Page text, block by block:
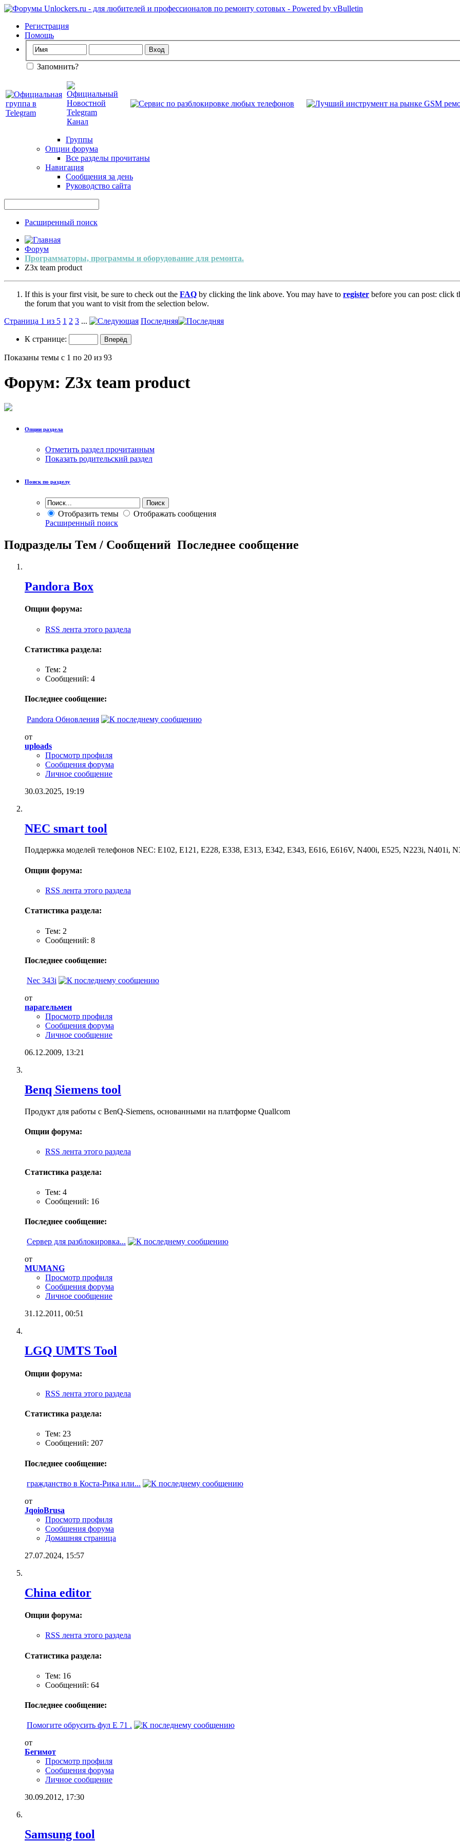
Регистрация
Помощь
Запомнить?
Группы
Опции форума
Все разделы прочитаны
Навигация
Сообщения за день
Руководство сайта
Расширенный поиск
Форум
Программаторы, программы и оборудование для ремонта.
Z3x team product
If this is your first visit, be sure to check out the FAQ by clicking the link above. You may have to register before you can post: click
the forum that you want to visit from the selection below.
Страница 1 из 5 1 2 3 ... Последняя
К странице:
Показаны темы с 1 по 20 из 93
Форум: Z3x team product
Опции раздела
Отметить раздел прочитанным
Показать родительский раздел
Поиск по разделу
Отобразить темы
Отображать сообщения
Расширенный поиск
Подразделы Тем / Сообщений Последнее сообщение
Pandora Box
Опции форума:
RSS лента этого раздела
Статистика раздела:
Тем: 2
Сообщений: 4
Последнее сообщение:
Pandora Обновления
от
uploads
Просмотр профиля
Сообщения форума
Личное сообщение
30.03.2025, 19:19
NEC smart tool
Поддержка моделей телефонов NEC: E102, E121, E228, E338, E313, E342, E343, E616, E616V, N400i, E525, N223i, N401i,
Опции форума:
RSS лента этого раздела
Статистика раздела:
Тем: 2
Сообщений: 8
Последнее сообщение:
Nec 343i
от
парагельмен
Просмотр профиля
Сообщения форума
Личное сообщение
06.12.2009, 13:21
Benq Siemens tool
Продукт для работы с BenQ-Siemens, основанными на платформе Quallcom
Опции форума:
RSS лента этого раздела
Статистика раздела:
Тем: 4
Сообщений: 16
Последнее сообщение:
Сервер для разблокировка...
от
MUMANG
Просмотр профиля
Сообщения форума
Личное сообщение
31.12.2011, 00:51
LGQ UMTS Tool
Опции форума:
RSS лента этого раздела
Статистика раздела:
Тем: 23
Сообщений: 207
Последнее сообщение:
гражданство в Коста-Рика или...
от
JqoioBrusa
Просмотр профиля
Сообщения форума
Домашняя страница
27.07.2024, 15:57
China editor
Опции форума:
RSS лента этого раздела
Статистика раздела:
Тем: 16
Сообщений: 64
Последнее сообщение:
Помогите обрусить фул E 71 .
от
Бегимот
Просмотр профиля
Сообщения форума
Личное сообщение
30.09.2012, 17:30
Samsung tool